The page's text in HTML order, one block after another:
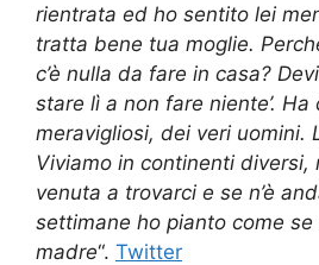
rientrata ed ho sentito lei
tratta bene tua moglie.
c’è nulla da fare in casa?
stare lì a non fare niente’.
meravigliosi, dei veri uomini.
Viviamo in continenti diversi,
venuta a trovarci e se n’è
settimane ho pianto come
madre“. Twitter